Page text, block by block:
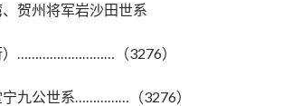
贺州将军岩沙田世系
）………………………（3276）
宁九公世系……………（3276）